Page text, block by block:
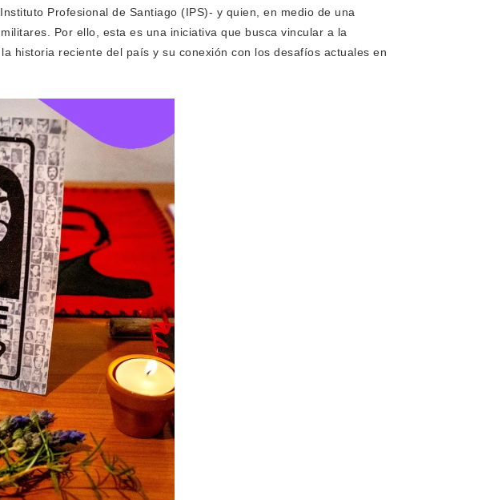
Profesional de Santiago (IPS)- y quien, en medio de una
Por ello, esta es una iniciativa que busca vincular a la
historia reciente del país y su conexión con los desafíos actuales en